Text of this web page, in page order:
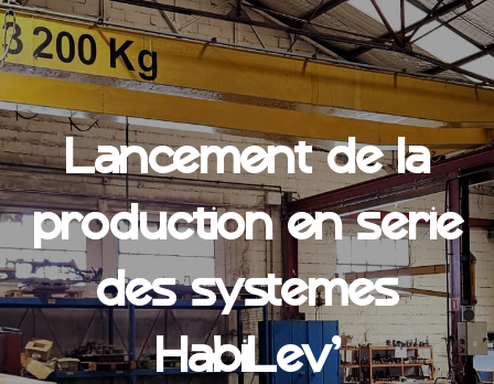
Lancement de la
production en série
des systèmes
HabiLev’